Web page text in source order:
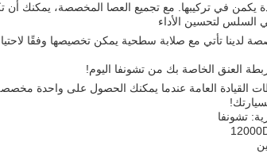
يكمن في تركيبها. مع تجميع العصا المخصصة، يمكنك
لتحسين الأداء
العنق الخاصة بك من تشونفا اليوم!
القيادة العامة عندما يمكنك الحصول على واحدة
تشونفا